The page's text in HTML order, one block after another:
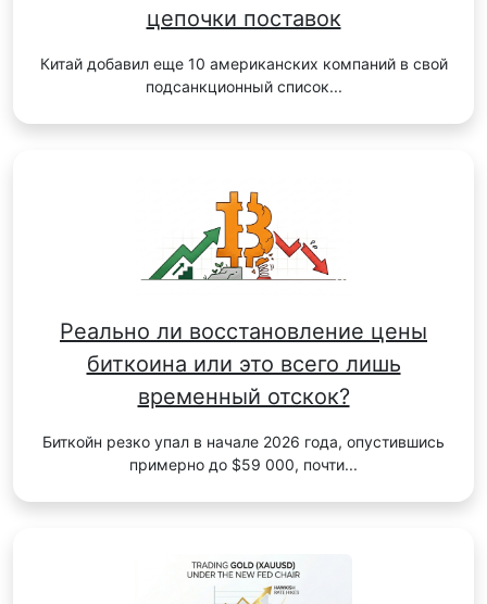
цепочки поставок
Китай добавил еще 10 американских компаний в свой
подсанкционный список...
Реально ли восстановление цены
биткоина или это всего лишь
временный отскок?
Биткойн резко упал в начале 2026 года, опустившись
примерно до $59 000, почти...